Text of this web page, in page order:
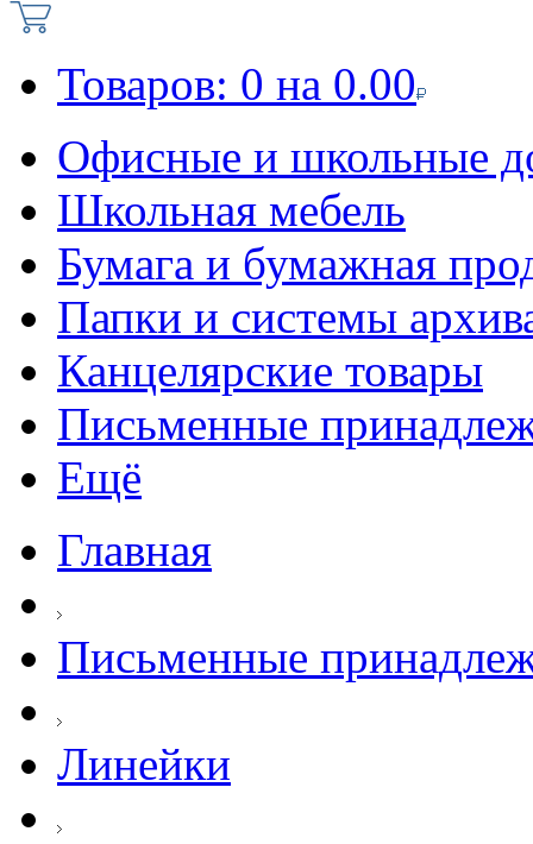
Товаров: 0 на 0.00
Офисные и школьные
Школьная мебель
Бумага и бумажная
Папки и системы
Канцелярские товары
Письменные
Ещё
Главная
Письменные
Линейки